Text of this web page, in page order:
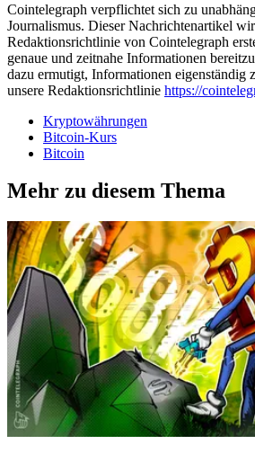
Cointelegraph verpflichtet sich zu
Journalismus. Dieser Nachrichtenartikel
Redaktionsrichtlinie von Cointelegraph
genaue und zeitnahe Informationen
dazu ermutigt, Informationen eigenständig
unsere Redaktionsrichtlinie https://
Kryptowährungen
Bitcoin-Kurs
Bitcoin
Mehr zu diesem Thema